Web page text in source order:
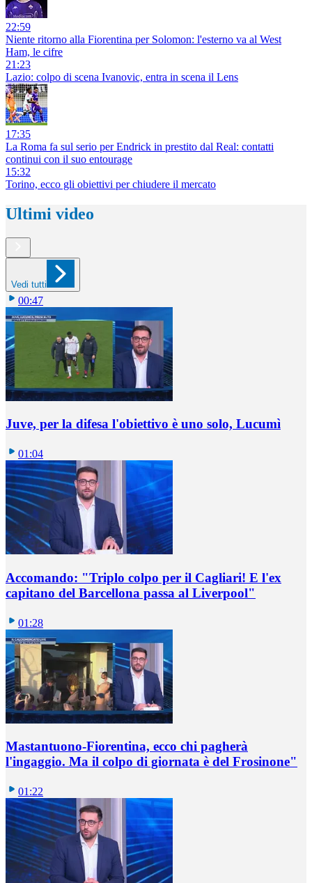
22:59
Niente ritorno alla Fiorentina per Solomon: l'esterno va al West
Ham, le cifre
21:23
Lazio: colpo di scena Ivanovic, entra in scena il Lens
17:35
La Roma fa sul serio per Endrick in prestito dal Real: contatti
continui con il suo entourage
15:32
Torino, ecco gli obiettivi per chiudere il mercato
Ultimi video
Vedi tutti
00:47
Juve, per la difesa l'obiettivo è uno solo, Lucumì
01:04
Accomando: "Triplo colpo per il Cagliari! E l'ex
capitano del Barcellona passa al Liverpool"
01:28
Mastantuono-Fiorentina, ecco chi pagherà
l'ingaggio. Ma il colpo di giornata è del Frosinone"
01:22